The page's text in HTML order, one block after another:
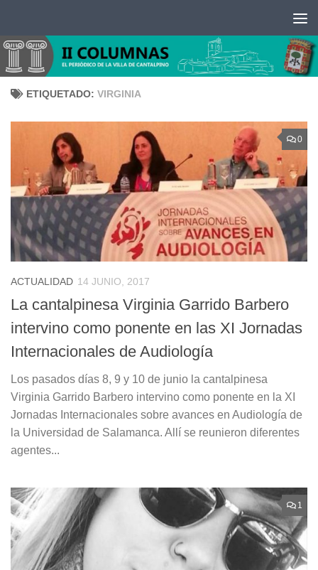
ETIQUETADO: VIRGINIA
0
ACTUALIDAD 14 JUNIO, 2017
La cantalpinesa Virginia Garrido Barbero
intervino como ponente en las XI Jornadas
Internacionales de Audiología
Los pasados días 8, 9 y 10 de junio la cantalpinesa
Virginia Garrido Barbero intervino como ponente en la XI
Jornadas Internacionales sobre avances en Audiología de
la Universidad de Salamanca. Allí se reunieron diferentes
agentes...
1